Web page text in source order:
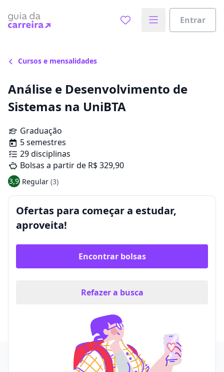
Entrar
Cursos e mensalidades
Análise e Desenvolvimento de
Sistemas na UniBTA
Graduação
5 semestres
29 disciplinas
Bolsas a partir de R$ 329,90
3,9 Regular (3)
Ofertas para começar a estudar,
aproveita!
Encontrar bolsas
Refazer a busca